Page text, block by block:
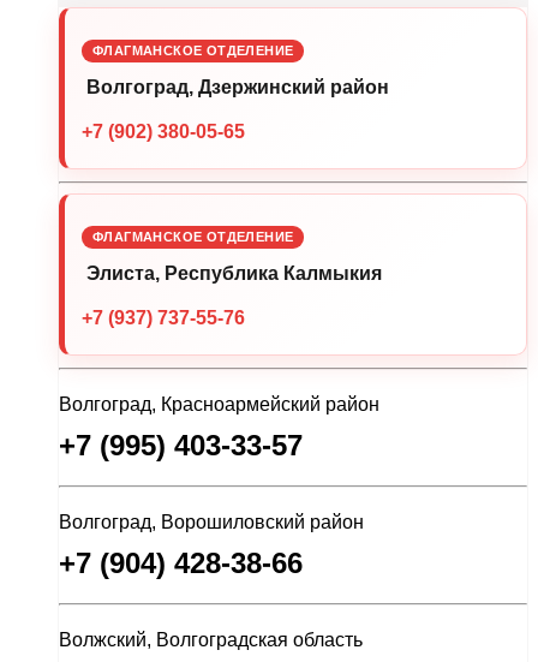
ФЛАГМАНСКОЕ ОТДЕЛЕНИЕ
Волгоград, Дзержинский район
+7 (902) 380-05-65
ФЛАГМАНСКОЕ ОТДЕЛЕНИЕ
Элиста, Республика Калмыкия
+7 (937) 737-55-76
Волгоград, Красноармейский район
+7 (995) 403-33-57
Волгоград, Ворошиловский район
+7 (904) 428-38-66
Волжский, Волгоградская область